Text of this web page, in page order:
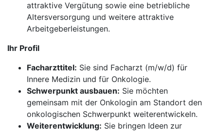
attraktive Vergütung sowie eine betriebliche
Altersversorgung und weitere attraktive
Arbeitgeberleistungen.
Ihr Profil
Facharzttitel: Sie sind Facharzt (m/w/d) für
Innere Medizin und für Onkologie.
Schwerpunkt ausbauen: Sie möchten
gemeinsam mit der Onkologin am Standort den
onkologischen Schwerpunkt weiterentwickeln.
Weiterentwicklung: Sie bringen Ideen zur